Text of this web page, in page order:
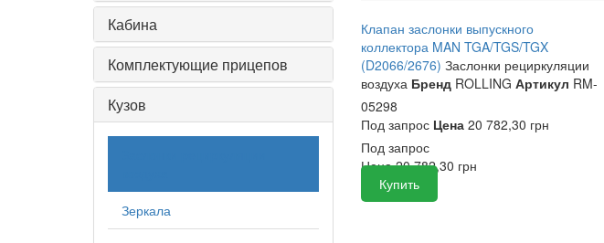
Кабина
Комплектующие прицепов
Кузов
Зеркала
Клапан заслонки выпускного
коллектора MAN TGA/TGS/TGX
(D2066/2676) Заслонки рециркуляции
воздуха БрендROLLING Артикул RM-
05298
Под запрос Цена20 782,30 грн
Под запрос
Цена 20 782,30 грн
Купить